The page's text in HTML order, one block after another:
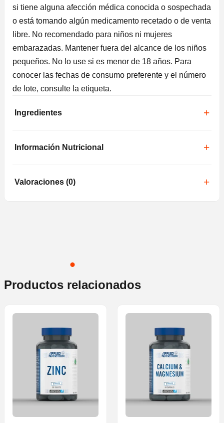
si tiene alguna afección médica conocida o sospechada
o está tomando algún medicamento recetado o de venta
libre. No recomendado para niños ni mujeres
embarazadas. Mantener fuera del alcance de los niños
pequeños. No lo use si es menor de 18 años. Para
conocer las fechas de consumo preferente y el número
de lote, consulte la etiqueta.
Ingredientes
Información Nutricional
Valoraciones (0)
Productos relacionados